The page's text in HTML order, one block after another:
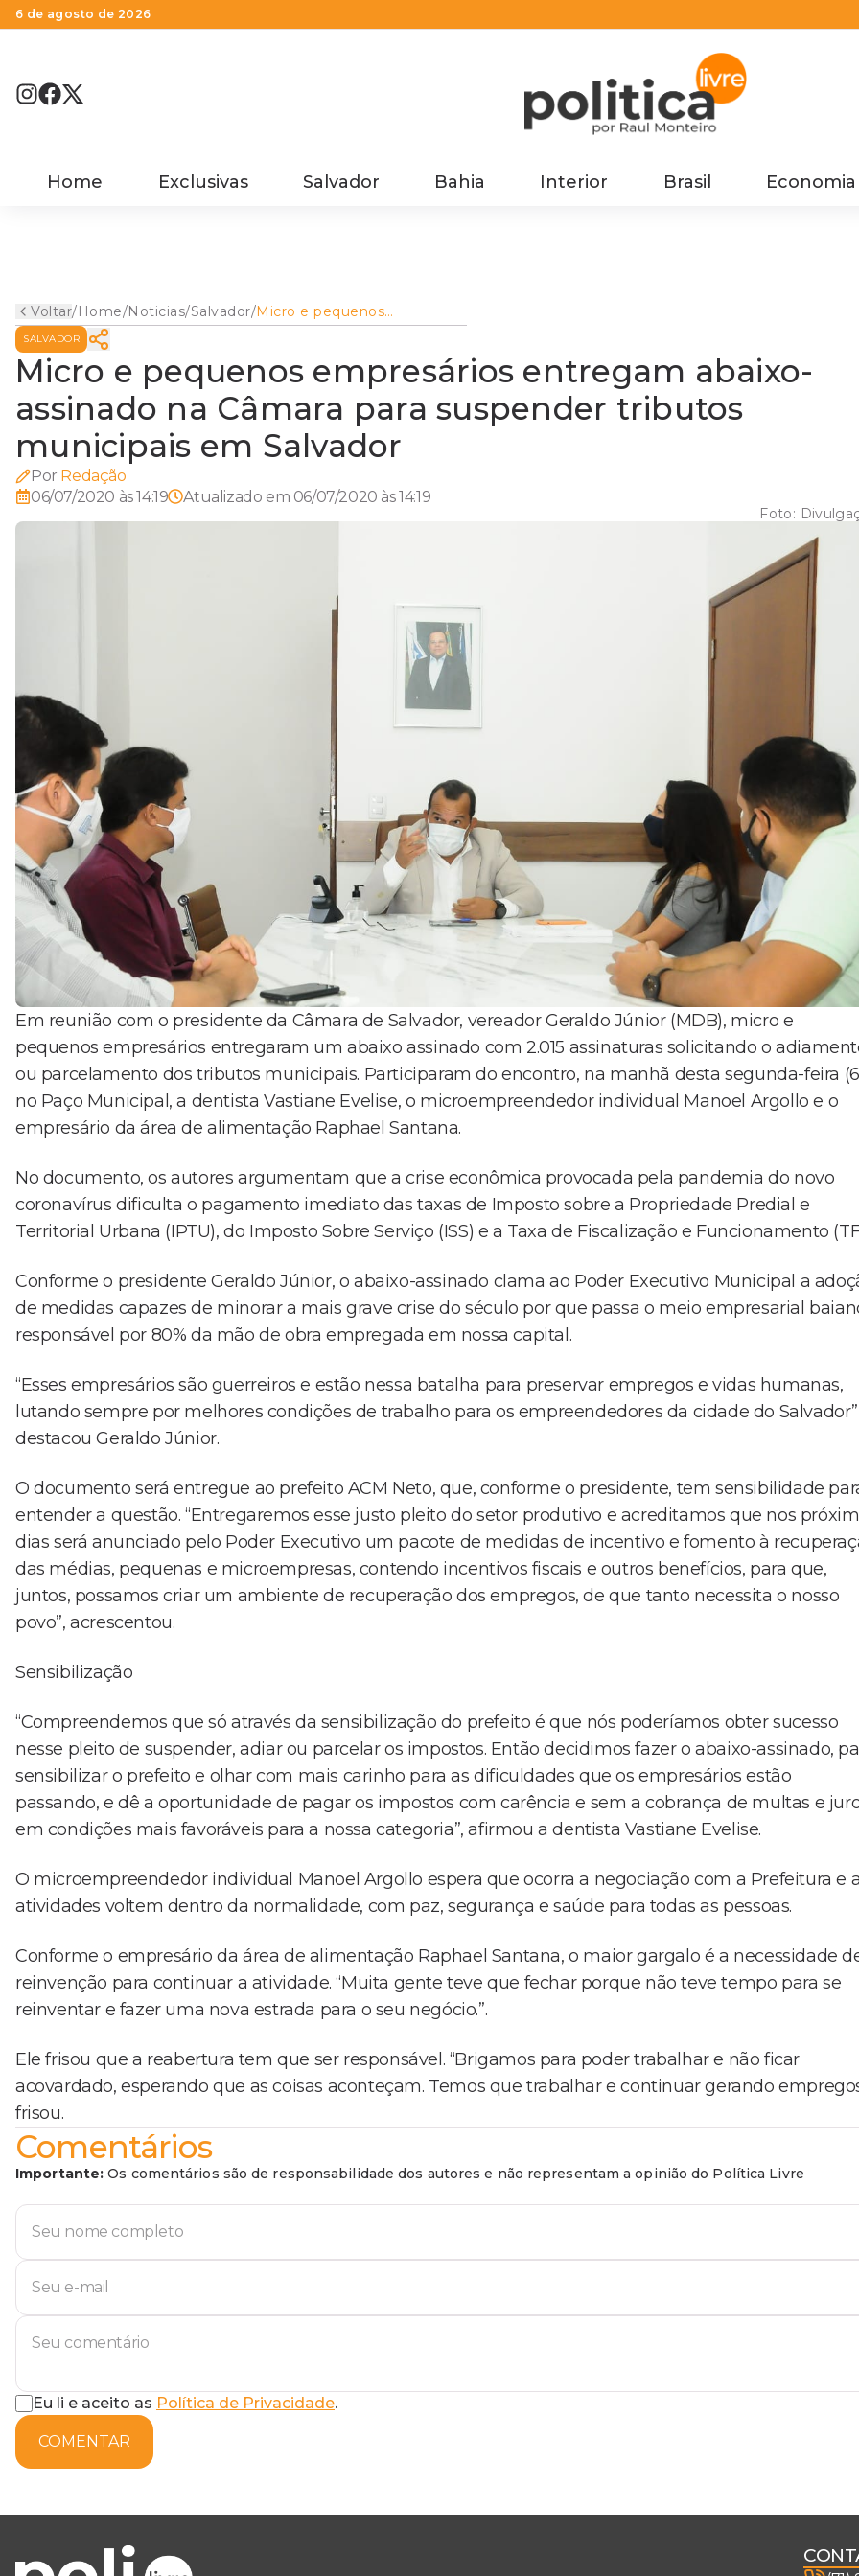
6 de agosto de 2026
Home Exclusivas Salvador Bahia Interior Brasil Economia
Voltar/Home/Noticias/Salvador/Micro e pequenos
empresários entregam
municipais em Salvador
SALVADOR
Micro e pequenos empresários entregam abaixo-
assinado na Câmara para suspender tributos
municipais em Salvador
Por Redação
06/07/2020 às 14:19
Atualizado em 06/07/2020 às 14:19
Foto:
Em reunião com o presidente da Câmara de Salvador, vereador Geraldo Júnior (MDB), micro e
pequenos empresários entregaram um abaixo assinado com 2.015 assinaturas solicitando o
ou parcelamento dos tributos municipais. Participaram do encontro, na manhã desta segunda-feira
no Paço Municipal, a dentista Vastiane Evelise, o microempreendedor individual Manoel Argollo e o
empresário da área de alimentação Raphael Santana.
No documento, os autores argumentam que a crise econômica provocada pela pandemia do novo
coronavírus dificulta o pagamento imediato das taxas de Imposto sobre a Propriedade Predial e
Territorial Urbana (IPTU), do Imposto Sobre Serviço (ISS) e a Taxa de Fiscalização e Funcionamento
Conforme o presidente Geraldo Júnior, o abaixo-assinado clama ao Poder Executivo Municipal a
de medidas capazes de minorar a mais grave crise do século por que passa o meio empresarial
responsável por 80% da mão de obra empregada em nossa capital.
“Esses empresários são guerreiros e estão nessa batalha para preservar empregos e vidas humanas,
lutando sempre por melhores condições de trabalho para os empreendedores da cidade do
destacou Geraldo Júnior.
O documento será entregue ao prefeito ACM Neto, que, conforme o presidente, tem sensibilidade
entender a questão. “Entregaremos esse justo pleito do setor produtivo e acreditamos que nos
dias será anunciado pelo Poder Executivo um pacote de medidas de incentivo e fomento à
das médias, pequenas e microempresas, contendo incentivos fiscais e outros benefícios, para que,
juntos, possamos criar um ambiente de recuperação dos empregos, de que tanto necessita o nosso
povo”, acrescentou.
Sensibilização
“Compreendemos que só através da sensibilização do prefeito é que nós poderíamos obter sucesso
nesse pleito de suspender, adiar ou parcelar os impostos. Então decidimos fazer o abaixo-assinado,
sensibilizar o prefeito e olhar com mais carinho para as dificuldades que os empresários estão
passando, e dê a oportunidade de pagar os impostos com carência e sem a cobrança de multas e
em condições mais favoráveis para a nossa categoria”, afirmou a dentista Vastiane Evelise.
O microempreendedor individual Manoel Argollo espera que ocorra a negociação com a Prefeitura e
atividades voltem dentro da normalidade, com paz, segurança e saúde para todas as pessoas.
Conforme o empresário da área de alimentação Raphael Santana, o maior gargalo é a necessidade
reinvenção para continuar a atividade. “Muita gente teve que fechar porque não teve tempo para se
reinventar e fazer uma nova estrada para o seu negócio.”.
Ele frisou que a reabertura tem que ser responsável. “Brigamos para poder trabalhar e não ficar
acovardado, esperando que as coisas aconteçam. Temos que trabalhar e continuar gerando
frisou.
Comentários
Importante: Os comentários são de responsabilidade dos autores e não representam a opinião do Política Livre
Eu li e aceito as Política de Privacidade.
COMENTAR